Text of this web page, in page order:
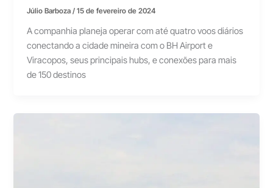
Júlio Barboza/15 de fevereiro de 2024
A companhia planeja operar com até quatro voos diários
conectando a cidade mineira com o BH Airport e
Viracopos, seus principais hubs, e conexões para mais
de 150 destinos